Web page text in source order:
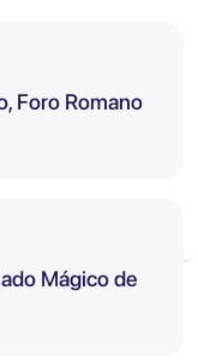
Foro Romano
Mágico de